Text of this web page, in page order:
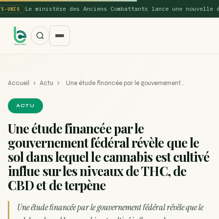
Le ministère des Anciens Combattants lance une nouvelle
SUGGESTIONS POPULAIRES
Une nouvelle étude montre que la vaporisation du
cannabis réduit de 99…
La recette du Space Cake
Recette : Préparation du beurre de Marrakech RECETTE
Accueil › Actu › Une étude financée par le gouvernement…
ACTU
Une étude financée par le
gouvernement fédéral révèle que le
sol dans lequel le cannabis est cultivé
influe sur les niveaux de THC, de
CBD et de terpène
Une étude financée par le gouvernement fédéral révèle que le